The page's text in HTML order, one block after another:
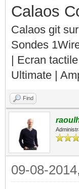
Calaos
Calaos git
Sondes
| Ecran
Ultimate |
Find
09-08-